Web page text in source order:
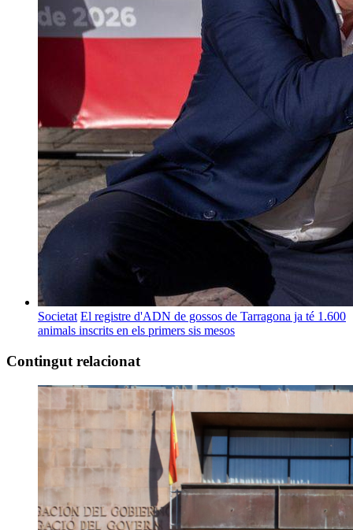
Societat El registre d'ADN de gossos de Tarragona ja té 1.600
animals inscrits en els primers sis mesos
Contingut relacionat